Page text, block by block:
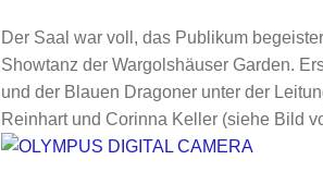
Der Saal war voll, das Publikum
Showtanz der Wargolshäuser Garden.
und der Blauen Dragoner unter der
Reinhart und Corinna Keller (siehe Bild